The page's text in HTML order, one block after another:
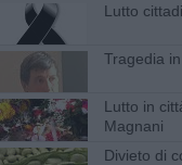
Lutto
​Tragedia
Lutto in
Magnani
Divieto di